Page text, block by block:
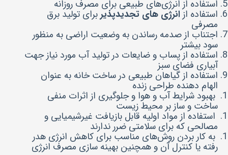
استفاده از انرژی‌های طبیعی برای مصرف روزانه
استفاده ازانرژی های تجدیدپذیربرای تولید برق
مصرفی
اجتناب از صدمه رساندن به وضعیت اراضی به منظور
سود بیشتر
استفاده از پساب و ضایعات در تولید آب مورد نیاز جهت
آبیاری فضای سبز
استفاده از گیاهان طبیعی در ساخت خانه به عنوان
الهام دهنده طراحی زنده
بهبود شرایط آب و هوا و جلوگیری از اثرات منفی
ساخت و ساز بر محیط زیست
استفاده از مواد اولیه قابل بازیافت غیرشیمیایی و
مصالحی که برای سلامتی ضرر ندارند
به کار بردن روش‌های مناسب برای کاهش انرژی هدر
رفته یا کنترل آن و همچنین بهینه سازی مصرف انرژی